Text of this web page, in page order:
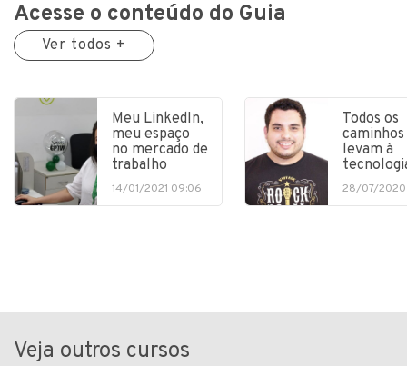
Acesse o conteúdo do Guia
Ver todos +
Meu LinkedIn,
meu espaço
no mercado de
trabalho
14/01/2021 09:06
Todos os
caminhos
levam à
28/07/2020
Veja outros cursos